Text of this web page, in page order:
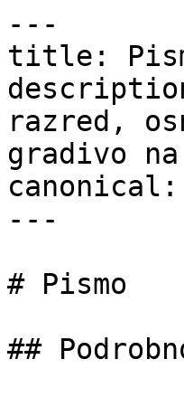
---
title:
razred,
gradivo
---
# Pismo
##